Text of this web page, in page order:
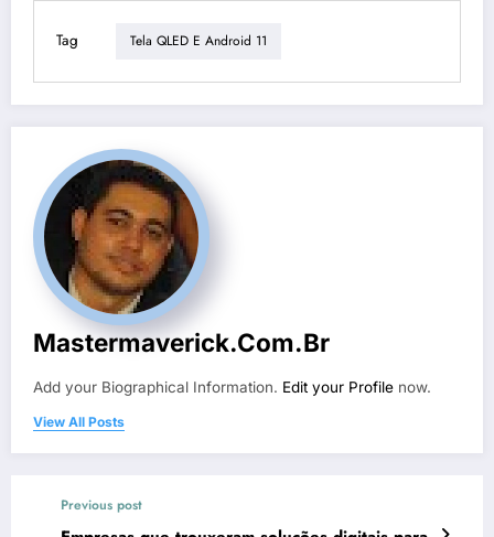
Tag Tela QLED E Android 11
Mastermaverick.com.br
Add your Biographical Information. Edit your Profile now.
View All Posts
Previous post